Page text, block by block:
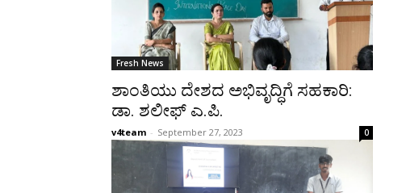
Fresh News
ಶಾಂತಿಯು ದೇಶದ ಅಭಿವೃದ್ಧಿಗೆ ಸಹಕಾರಿ:
ಡಾ. ಶಲೀಫ್ ಎ.ಪಿ.
v4team - September 27, 2023 0